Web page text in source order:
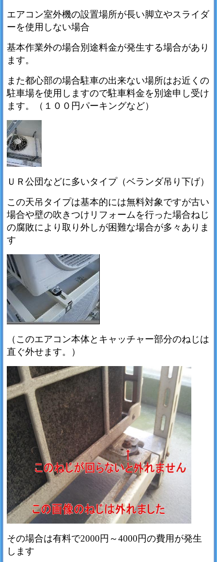
エアコン室外機の設置場所が長い脚立やスライダ
ーを使用しない場合
基本作業外の場合別途料金が発生する場合があり
ます。
また都心部の場合駐車の出来ない場所はお近くの
駐車場を使用しますので駐車料金を別途申し受け
ます。（１００円パーキングなど）
ＵＲ公団などに多いタイプ（ベランダ吊り下げ）
この天吊タイプは基本的には無料対象ですが古い
場合や壁の吹きつけリフォームを行った場合ねじ
の腐敗により取り外しが困難な場合が多々ありま
す
（このエアコン本体とキャッチャー部分のねじは
直ぐ外せます。）
その場合は有料で2000円～4000円の費用が発生
します